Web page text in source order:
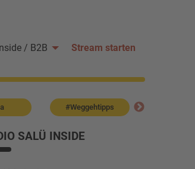
/ B2B Stream starten
#Weggehtipps
SALÜ INSIDE